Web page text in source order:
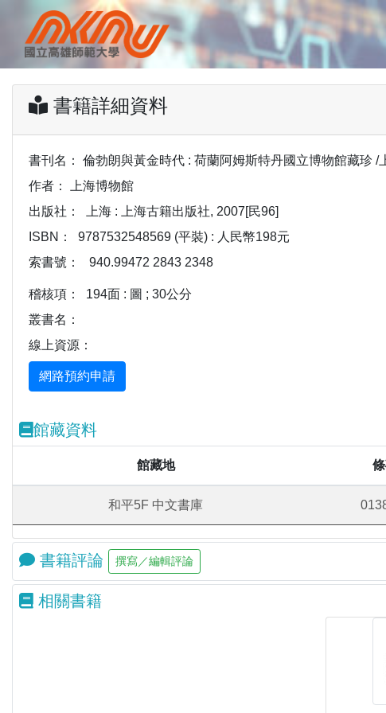
書籍詳細資料
書刊名：
倫勃朗與黃金時代 : 荷蘭阿姆斯特丹國立博物館藏珍 /
作者：
上海博物館
出版社：
上海 : 上海古籍出版社, 2007[民96]
ISBN：
9787532548569 (平裝) : 人民幣198元
索書號：
940.99472 2843 2348
稽核項：
194面 : 圖 ; 30公分
叢書名：
線上資源：
館藏資料
館藏地
和平5F 中文書庫
書籍評論
相關書籍